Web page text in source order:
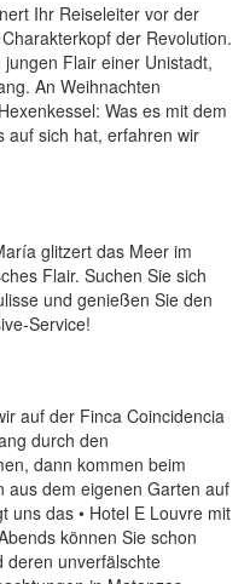
Ihr Reiseleiter vor der
der Revolution.
Flair einer Unistadt,
An Weihnachten
Was es mit dem
auf sich hat, erfahren wir
glitzert das Meer im
Flair. Suchen Sie sich
und genießen Sie den
Service!
auf der Finca Coincidencia
durch den
dann kommen beim
aus dem eigenen Garten auf
uns das • Hotel E Louvre mit
können Sie schon
deren unverfälschte